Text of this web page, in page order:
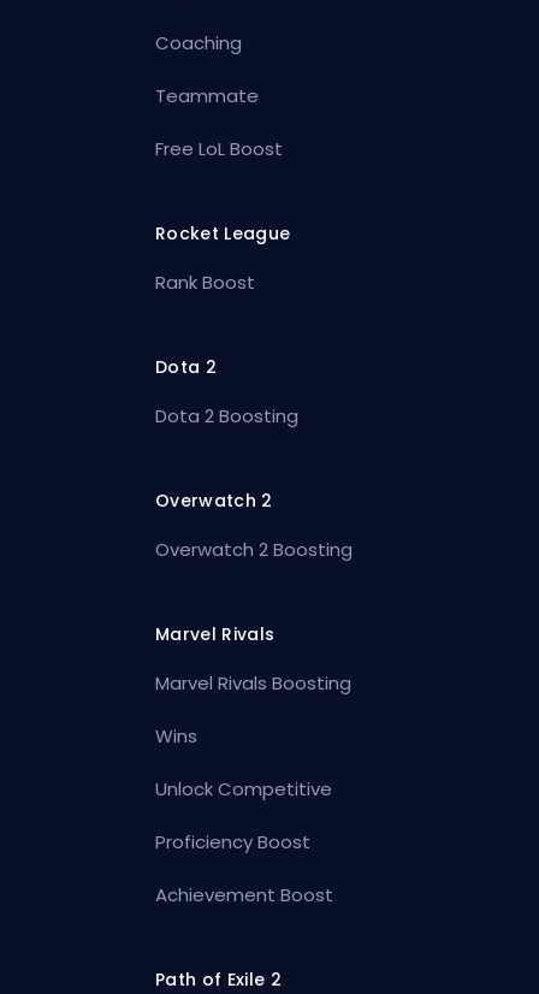
Coaching
Teammate
Free LoL Boost
Rocket League
Rank Boost
Dota 2
Dota 2 Boosting
Overwatch 2
Overwatch 2 Boosting
Marvel Rivals
Marvel Rivals Boosting
Wins
Unlock Competitive
Proficiency Boost
Achievement Boost
Path of Exile 2